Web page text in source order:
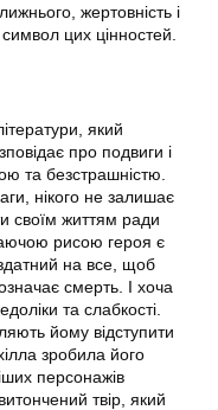
жертовність і
цих цінностей.
який
про подвиги і
та безстрашністю.
нікого не залишає
своїм життям ради
рисою героя є
здатний на все, щоб
смерть. І хоча
та слабкості.
йому відступити
зробила його
персонажів
твір, який